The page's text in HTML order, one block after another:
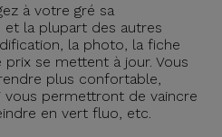
à votre gré sa
et la plupart des autres
la photo, la fiche
se mettent à jour. Vous
plus confortable,
permettront de vaincre
en vert fluo, etc.